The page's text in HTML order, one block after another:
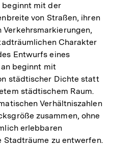
beginnt mit der
von Straßen, ihren
Charakter
Entwurfs eines
beginnt mit
städtischer Dichte statt
städtischem Raum.
Verhältniszahlen
zusammen, ohne
erlebbaren
zu entwerfen.